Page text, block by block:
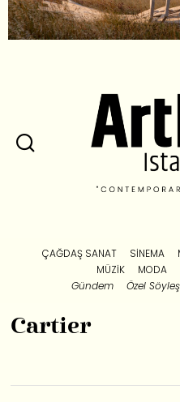
ÇAĞDAŞ SANAT SINEMA
MÜZIK
MODA
Gündem
Özel
Cartier